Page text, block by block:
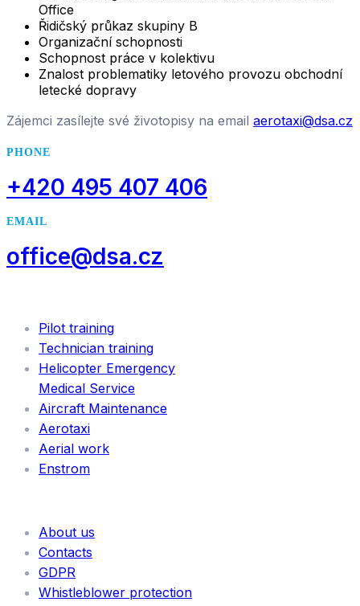
Office
Řidičský průkaz skupiny B
Organizační schopnosti
Schopnost práce v kolektivu
Znalost problematiky letového provozu obchodní
letecké dopravy
Zájemci zasílejte své životopisy na email aerotaxi@dsa.cz
PHONE
+420 495 407 406
EMAIL
office@dsa.cz
Pilot training
Technician training
Helicopter Emergency
Medical Service
Aircraft Maintenance
Aerotaxi
Aerial work
Enstrom
About us
Contacts
GDPR
Whistleblower protection